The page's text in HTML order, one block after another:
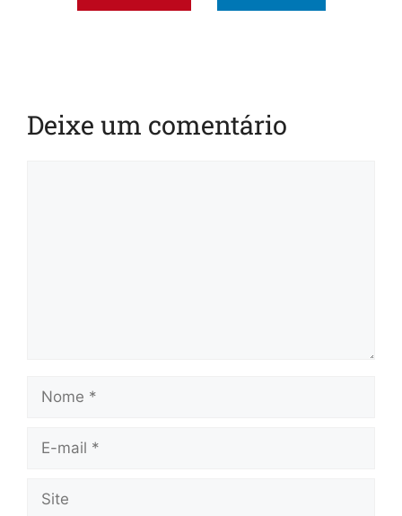
Deixe um comentário